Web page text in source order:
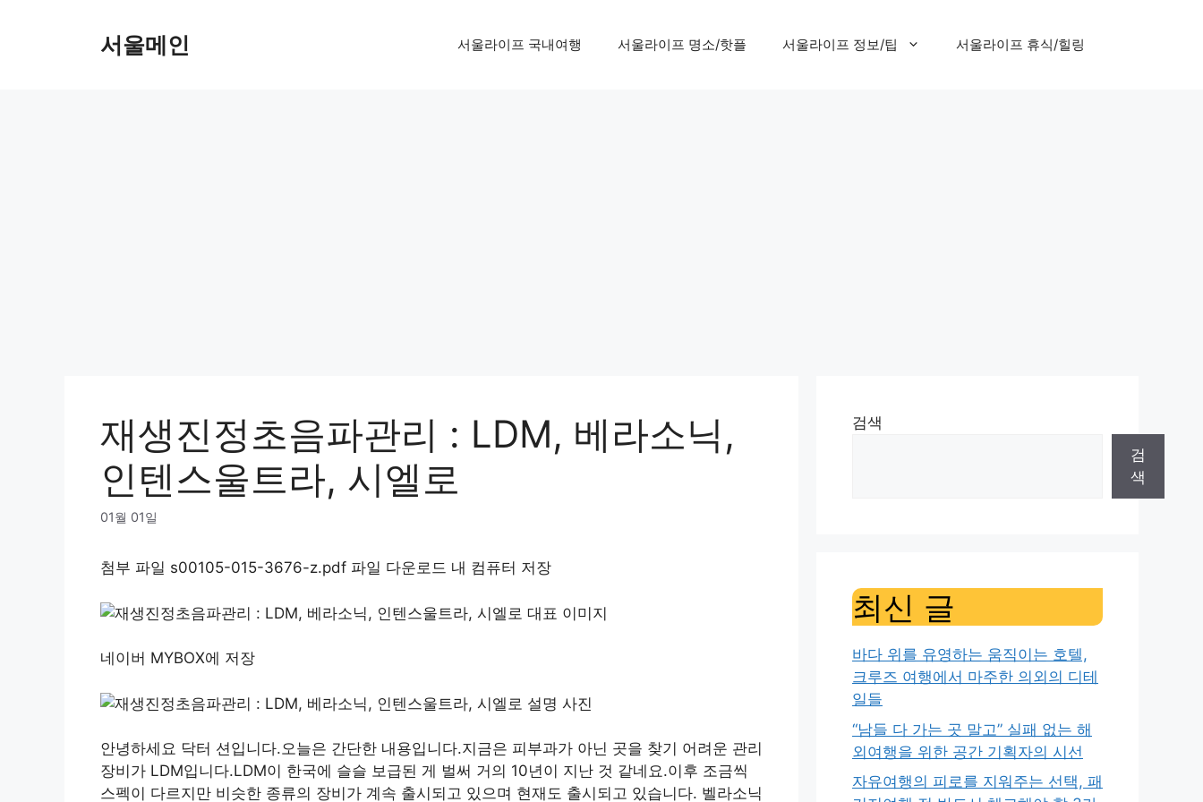
서울메인 서울라이프 국내여행 서울라이프 명소/핫플 서울라이프 정보/팁 서울라이프 휴식/힐링
재생진정초음파관리 : LDM, 베라소닉,
인텐스울트라, 시엘로
01월 01일
첨부 파일 s00105-015-3676-z.pdf 파일 다운로드 내 컴퓨터 저장
네이버 MYBOX에 저장
안녕하세요 닥터 션입니다.오늘은 간단한 내용입니다.지금은 피부과가 아닌 곳을 찾기 어려운 관리
장비가 LDM입니다.LDM이 한국에 슬슬 보급된 게 벌써 거의 10년이 지난 것 같네요.이후 조금씩
스펙이 다르지만 비슷한 종류의 장비가 계속 출시되고 있으며 현재도 출시되고 있습니다. 벨라소닉
검색
검
색
최신 글
바다 위를 유영하는 움직이는 호텔,
크루즈 여행에서 마주한 의외의 디테
일들
“남들 다 가는 곳 말고” 실패 없는 해
외여행을 위한 공간 기획자의 시선
자유여행의 피로를 지워주는 선택, 패